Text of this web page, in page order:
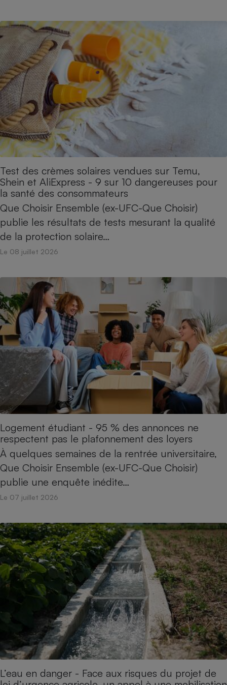
Test des crèmes solaires vendues sur Temu,
Shein et AliExpress - 9 sur 10 dangereuses pour
la santé des consommateurs
Que Choisir Ensemble (ex-UFC-Que Choisir)
publie les résultats de tests mesurant la qualité
de la protection solaire…
Le 08 juillet 2026
Logement étudiant - 95 % des annonces ne
respectent pas le plafonnement des loyers
À quelques semaines de la rentrée universitaire,
Que Choisir Ensemble (ex-UFC-Que Choisir)
publie une enquête inédite…
Le 07 juillet 2026
L’eau en danger - Face aux risques du projet de
Cafetière à expressos